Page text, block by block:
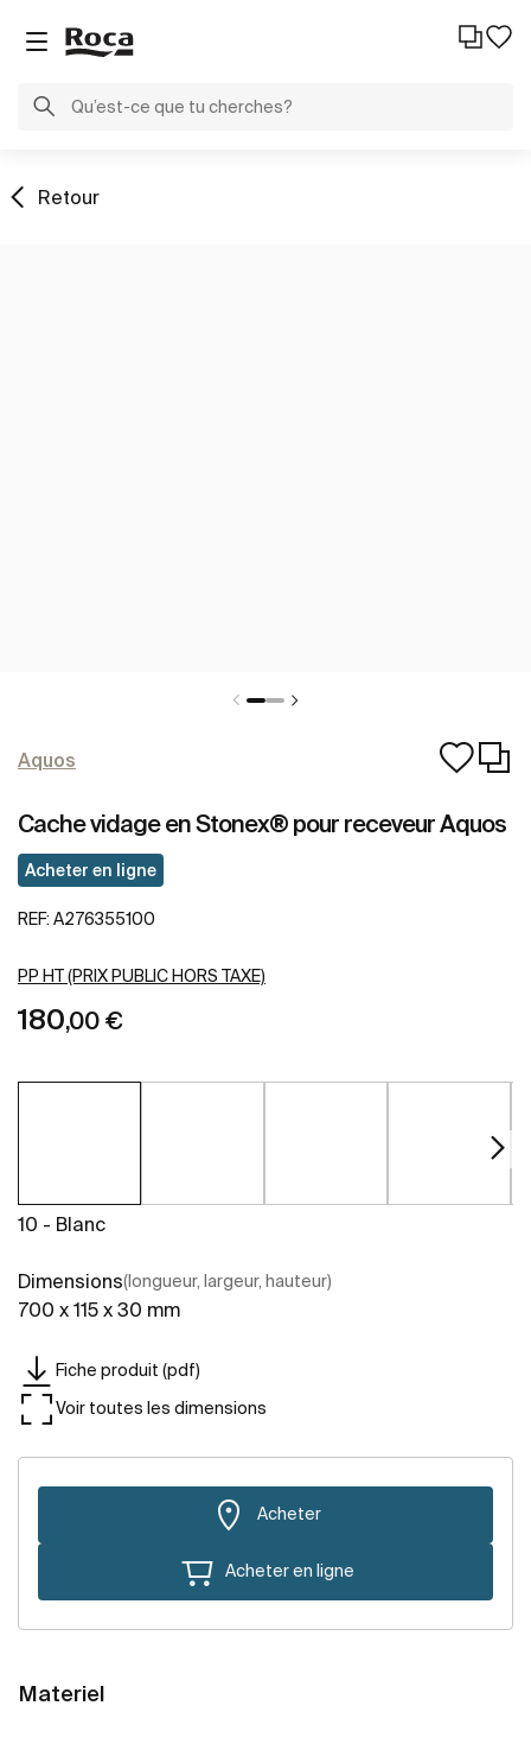
Retour
Aquos
Cache vidage en Stonex® pour receveur Aquos
Acheter en ligne
REF: A276355100
PP HT (PRIX PUBLIC HORS TAXE)
180,00 €
10 - Blanc
Dimensions(longueur, largeur, hauteur)
700 x 115 x 30 mm
Fiche produit (pdf)
Voir toutes les dimensions
Acheter
Acheter en ligne
Materiel